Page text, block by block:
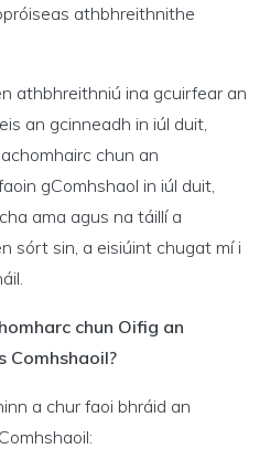
athbhreithnithe
athbhreithniú ina gcuirfear an
an gcinneadh in iúl duit,
chun an
gComhshaol in iúl duit,
ama agus na táillí a
sórt sin, a eisiúint chugat mí i
chun Oifig an
Comhshaoil?
a chur faoi bhráid an